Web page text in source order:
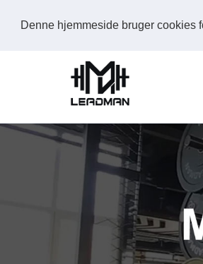
Denne hjemmeside bruger cookies